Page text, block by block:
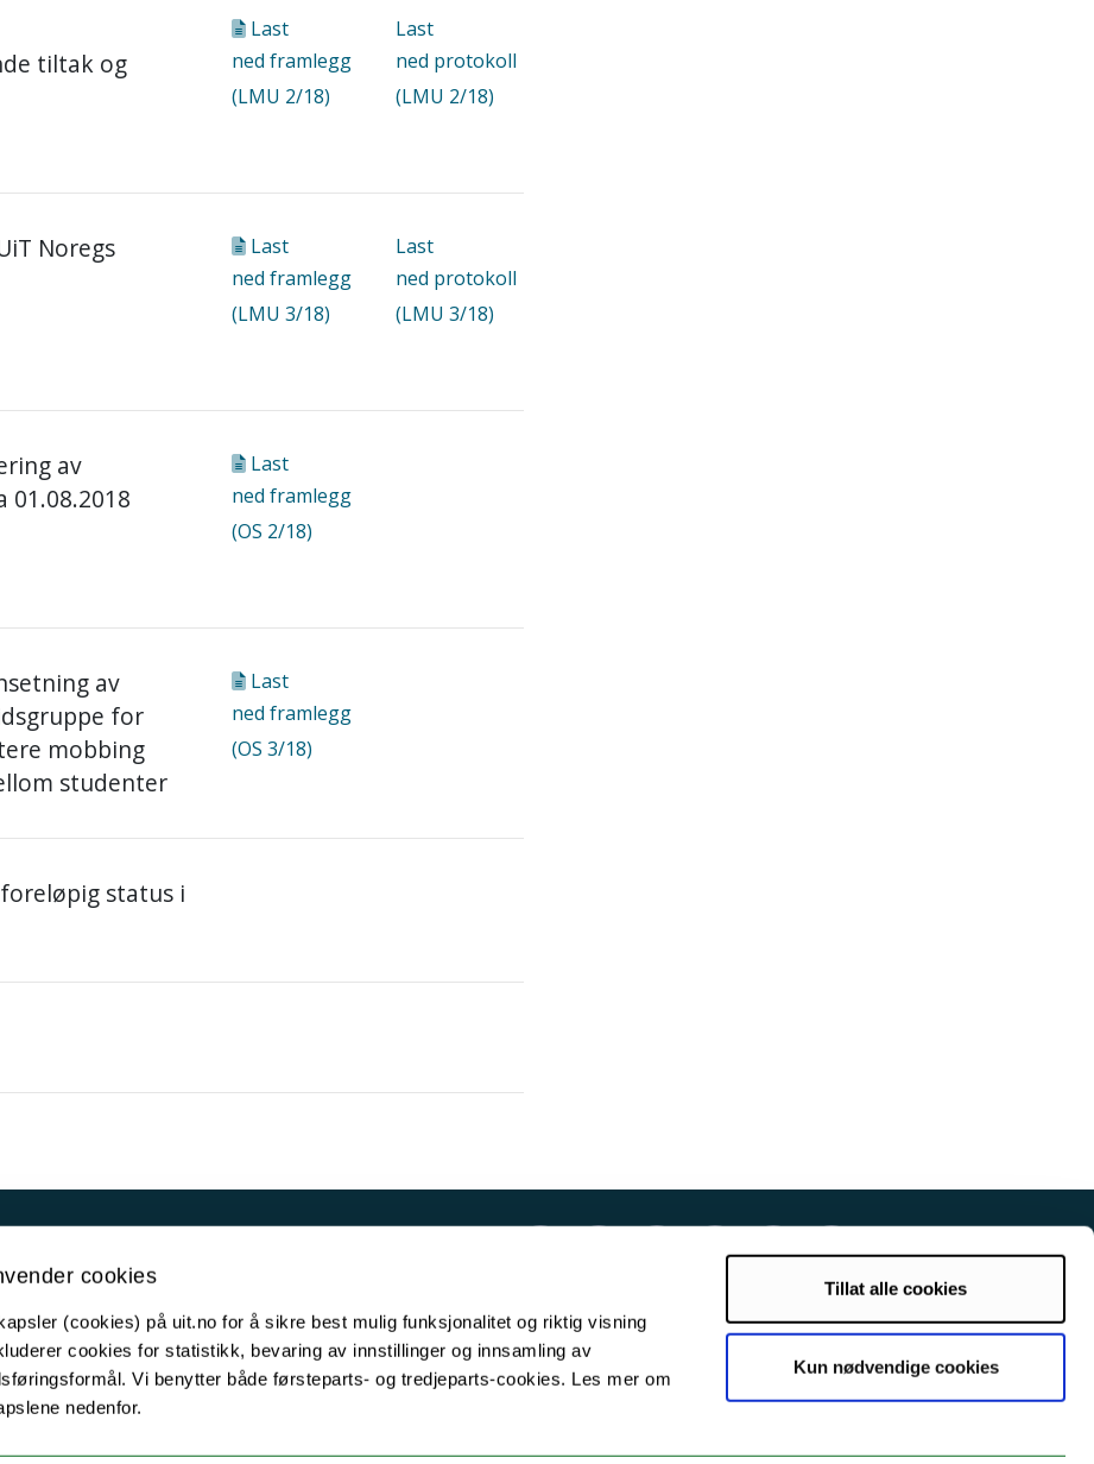
cookies
(cookies) på uit.no for å sikre best mulig funksjonalitet og riktig visning
cookies for statistikk, bevaring av innstillinger og innsamling av
Vi benytter både førsteparts- og tredjeparts-cookies. Les mer om
nedenfor.
Tillat alle cookies
Kun nødvendige cookies
tiltak og
Last
ned framlegg
(LMU 2/18)
Last
ned protokoll
(LMU 2/18)
Noregs
Last
ned framlegg
(LMU 3/18)
Last
ned protokoll
(LMU 3/18)
av
Last
ned framlegg
(OS 2/18)
av
for
mobbing
studenter
Last
ned framlegg
(OS 3/18)
status i
For media
For skoler
Ledige stillinger
English website